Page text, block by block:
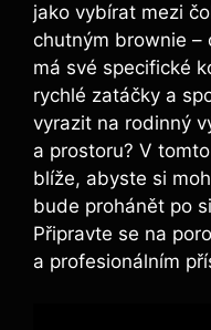
jako vybírat mezi
chutným brownie –
má své specifické
rychlé zatáčky a
vyrazit na rodinný
a prostoru? V
blíže, abyste si
bude prohánět po
Připravte se na
a profesionálním